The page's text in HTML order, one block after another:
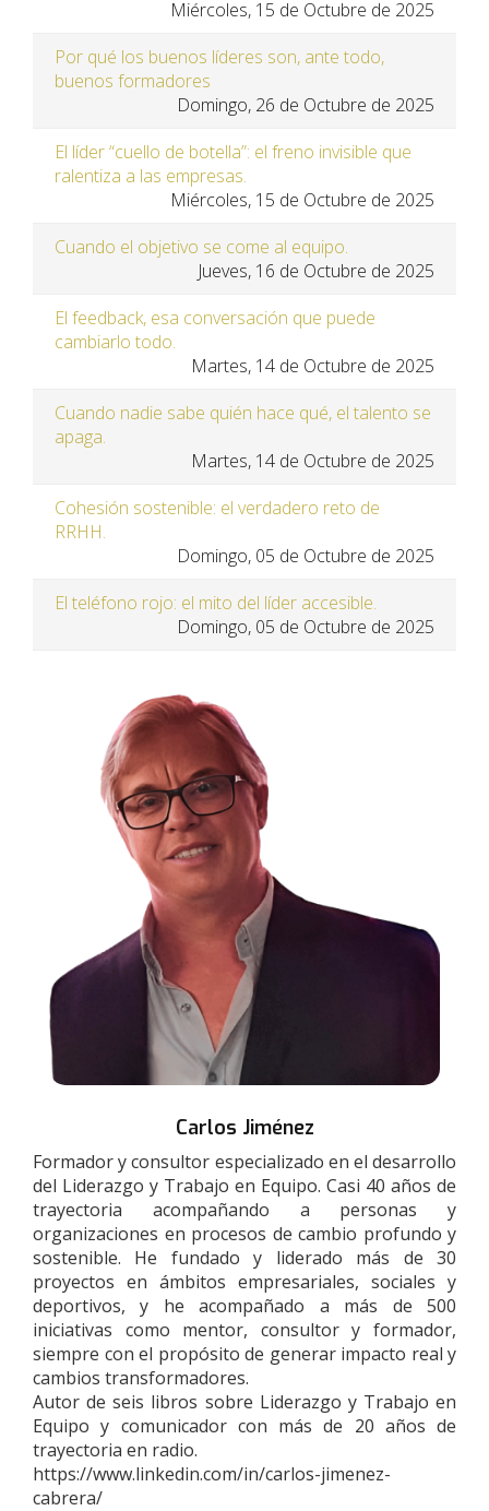
Miércoles, 15 de Octubre de 2025
Por qué los buenos líderes son, ante todo,
buenos formadores
Domingo, 26 de Octubre de 2025
El líder “cuello de botella”: el freno invisible que
ralentiza a las empresas.
Miércoles, 15 de Octubre de 2025
Cuando el objetivo se come al equipo.
Jueves, 16 de Octubre de 2025
El feedback, esa conversación que puede
cambiarlo todo.
Martes, 14 de Octubre de 2025
Cuando nadie sabe quién hace qué, el talento se
apaga.
Martes, 14 de Octubre de 2025
Cohesión sostenible: el verdadero reto de
RRHH.
Domingo, 05 de Octubre de 2025
El teléfono rojo: el mito del líder accesible.
Domingo, 05 de Octubre de 2025
Carlos Jiménez
Formador y consultor especializado en el desarrollo
del Liderazgo y Trabajo en Equipo. Casi 40 años de
trayectoria acompañando a personas y
organizaciones en procesos de cambio profundo y
sostenible. He fundado y liderado más de 30
proyectos en ámbitos empresariales, sociales y
deportivos, y he acompañado a más de 500
iniciativas como mentor, consultor y formador,
siempre con el propósito de generar impacto real y
cambios transformadores.
Autor de seis libros sobre Liderazgo y Trabajo en
Equipo y comunicador con más de 20 años de
trayectoria en radio.
https://www.linkedin.com/in/carlos-jimenez-
cabrera/